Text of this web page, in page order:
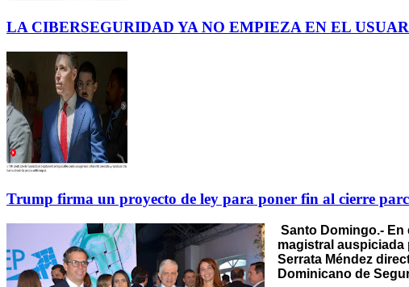
LA CIBERSEGURIDAD YA NO EMPIEZA EN EL
Trump firma un proyecto de ley para poner fin al cierre
Santo Domingo.- En
magistral auspiciada
Serrata Méndez
Dominicano de